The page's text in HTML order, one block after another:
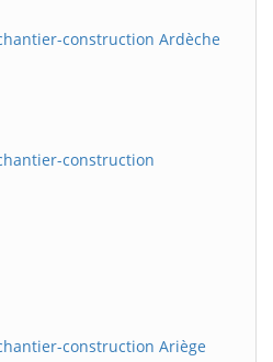
construction Ardèche
construction
construction Ariège